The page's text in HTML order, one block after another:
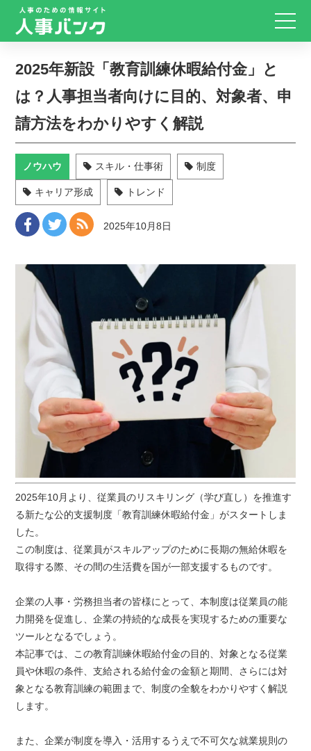
2025年新設「教育訓練休暇給付金」と
は？人事担当者向けに目的、対象者、申
請方法をわかりやすく解説
ノウハウ スキル・仕事術 制度
キャリア形成 トレンド
2025年10月8日
2025年10月より、従業員のリスキリング（学び直し）を推進す
る新たな公的支援制度「教育訓練休暇給付金」がスタートしま
した。
この制度は、従業員がスキルアップのために長期の無給休暇を
取得する際、その間の生活費を国が一部支援するものです。
企業の人事・労務担当者の皆様にとって、本制度は従業員の能
力開発を促進し、企業の持続的な成長を実現するための重要な
ツールとなるでしょう。
本記事では、この教育訓練休暇給付金の目的、対象となる従業
員や休暇の条件、支給される給付金の金額と期間、さらには対
象となる教育訓練の範囲まで、制度の全貌をわかりやすく解説
します。
また、企業が制度を導入・活用するうえで不可欠な就業規則の